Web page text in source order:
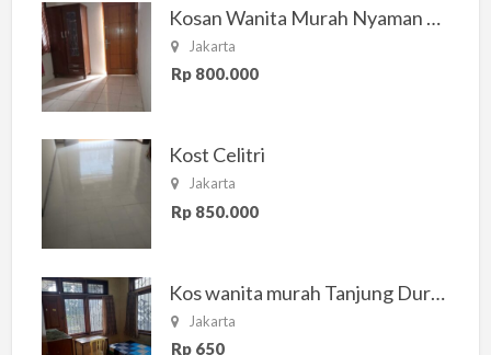
Kosan Wanita Murah Nyaman di Jakarta Selatan
Jakarta
Rp 800.000
Kost Celitri
Jakarta
Rp 850.000
Kos wanita murah Tanjung Duren Jakarta Barat
Jakarta
Rp 650